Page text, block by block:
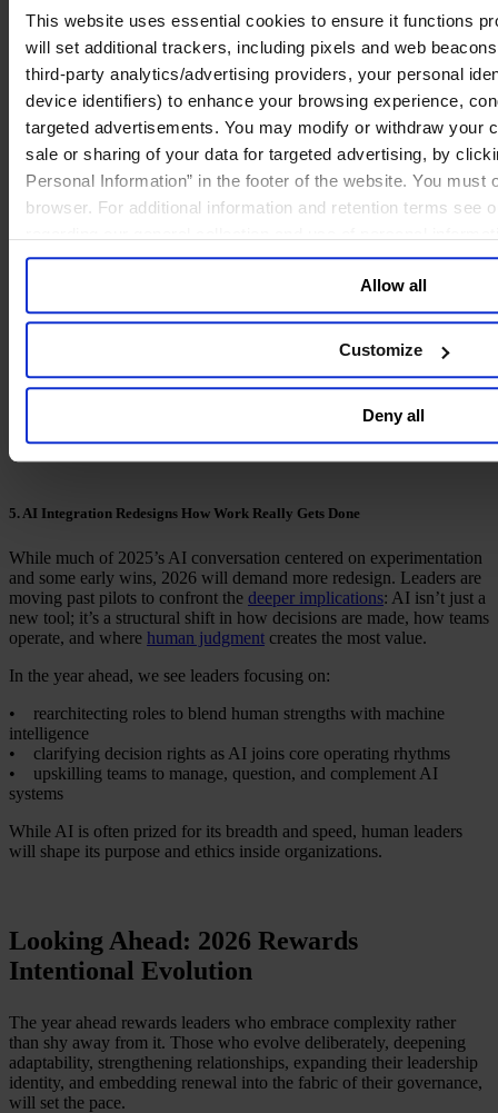
This website uses essential cookies to ensure it functions
will set additional trackers, including pixels and web
third-party analytics/advertising providers, your personal
device identifiers) to enhance your browsing experience,
targeted advertisements. You may modify or withdraw your
sale or sharing of your data for targeted advertising, by
Personal Information” in the footer of the website. You must
browser. For additional information and retention terms see
Allow all
Customize
Deny all
• strongerfeedback loops , both up and down the leadership chain
When trust and alignment are strong, organizations move faster and
with more intention.
4. Succession Becomes a Living, Breathing Journey
misunderstood — dimensions of the CEO role. The silence that
often surrounds it can create pressure.Transparency, by contrast,
reinforces continuity.
• treat succession as ongoing leadership development
• broaden the conversation beyond a single successor
• balance identity-related dynamics with organizational needs
— and leaders are learning
5. AI Integration Redesigns How Work Really Gets Done
While much of 2025’s AI conversation centered on experimentation
and some early wins, 2026 will demand more redesign. Leaders are
moving past pilots to confront the deeper implications: AI isn’t just a
new tool; it’s a structural shift in how decisions are made, how teams
operate, and where human judgment creates the most value.
In the year ahead, we see leaders focusing on:
• rearchitecting roles to blend human strengths with machine
intelligence
• clarifying decision rights as AI joins core operating rhythms
• upskilling teams to manage, question, and complement AI
systems
While AI is often prized for its breadth and speed, human leaders
will shape its purpose and ethics inside organizations.
Looking Ahead: 2026 Rewards
Intentional Evolution
The year ahead rewards leaders who embrace complexity rather
than shy away from it. Those who evolve deliberately, deepening
adaptability, strengthening relationships, expanding their leadership
identity, and embedding renewal into the fabric of their governance,
will set the pace.